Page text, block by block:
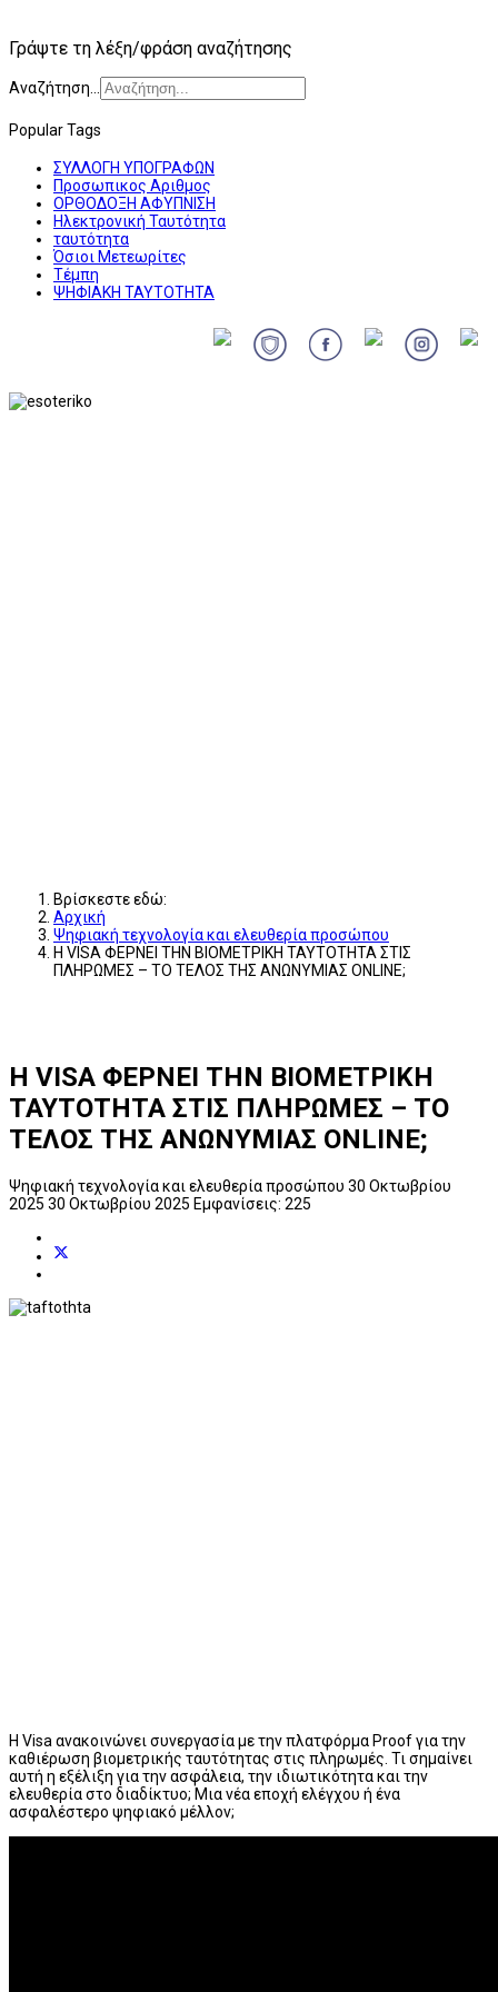
Γράψτε τη λέξη/φράση αναζήτησης
Αναζήτηση...
Popular Tags
ΣΥΛΛΟΓΗ ΥΠΟΓΡΑΦΩΝ
Προσωπικος Αριθμος
ΟΡΘΟΔΟΞΗ ΑΦΥΠΝΙΣΗ
Ηλεκτρονική Ταυτότητα
ταυτότητα
Όσιοι Μετεωρίτες
Τέμπη
ΨΗΦΙΑΚΗ ΤΑΥΤΟΤΗΤΑ
Βρίσκεστε εδώ:
Αρχική
Ψηφιακή τεχνολογία και ελευθερία προσώπου
Η VISA ΦΕΡΝΕΙ ΤΗΝ ΒΙΟΜΕΤΡΙΚΗ ΤΑΥΤΟΤΗΤΑ ΣΤΙΣ
ΠΛΗΡΩΜΕΣ – ΤΟ ΤΕΛΟΣ ΤΗΣ ΑΝΩΝΥΜΙΑΣ ONLINE;
Η VISA ΦΕΡΝΕΙ ΤΗΝ ΒΙΟΜΕΤΡΙΚΗ
ΤΑΥΤΟΤΗΤΑ ΣΤΙΣ ΠΛΗΡΩΜΕΣ – ΤΟ
ΤΕΛΟΣ ΤΗΣ ΑΝΩΝΥΜΙΑΣ ONLINE;
Ψηφιακή τεχνολογία και ελευθερία προσώπου 30 Οκτωβρίου
2025 30 Οκτωβρίου 2025 Εμφανίσεις: 225
Η Visa ανακοινώνει συνεργασία με την πλατφόρμα Proof για την
καθιέρωση βιομετρικής ταυτότητας στις πληρωμές. Τι σημαίνει
αυτή η εξέλιξη για την ασφάλεια, την ιδιωτικότητα και την
ελευθερία στο διαδίκτυο; Μια νέα εποχή ελέγχου ή ένα
ασφαλέστερο ψηφιακό μέλλον;